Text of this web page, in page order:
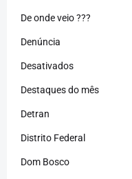
De onde veio ???
Denúncia
Desativados
Destaques do mês
Detran
Distrito Federal
Dom Bosco